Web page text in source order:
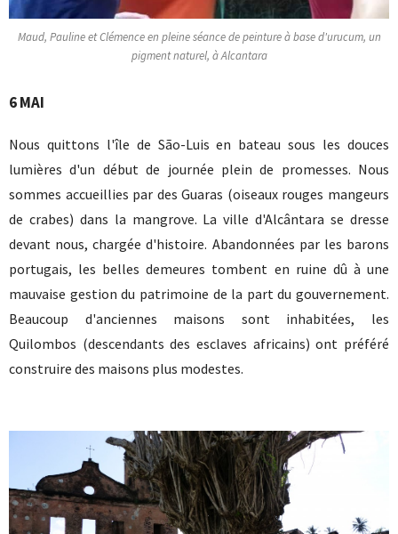
Maud, Pauline et Clémence en pleine séance de peinture à base d'urucum, un
pigment naturel, à Alcantara
6 MAI
Nous quittons l'île de São-Luis en bateau sous les douces
lumières d'un début de journée plein de promesses. Nous
sommes accueillies par des Guaras (oiseaux rouges mangeurs
de crabes) dans la mangrove. La ville d'Alcântara se dresse
devant nous, chargée d'histoire. Abandonnées par les barons
portugais, les belles demeures tombent en ruine dû à une
mauvaise gestion du patrimoine de la part du gouvernement.
Beaucoup d'anciennes maisons sont inhabitées, les
Quilombos (descendants des esclaves africains) ont préféré
construire des maisons plus modestes.